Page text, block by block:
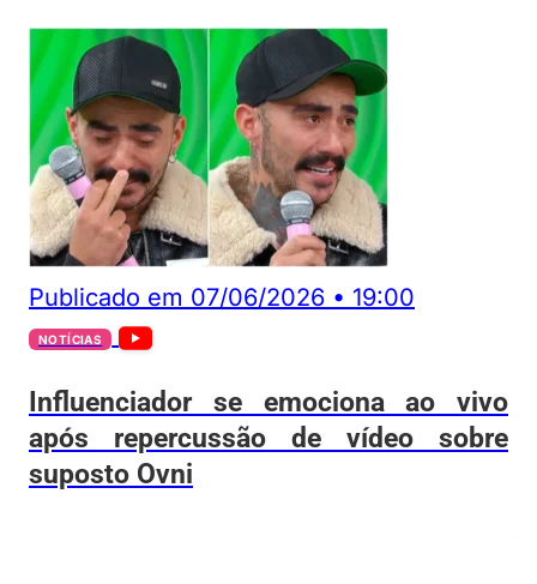
Publicado em 07/06/2026 • 19:00
NOTÍCIAS
Influenciador se emociona ao vivo
após repercussão de vídeo sobre
suposto Ovni